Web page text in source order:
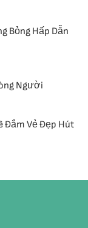
Bỏng Hấp Dẫn
Người
Đắm Vẻ Đẹp Hút